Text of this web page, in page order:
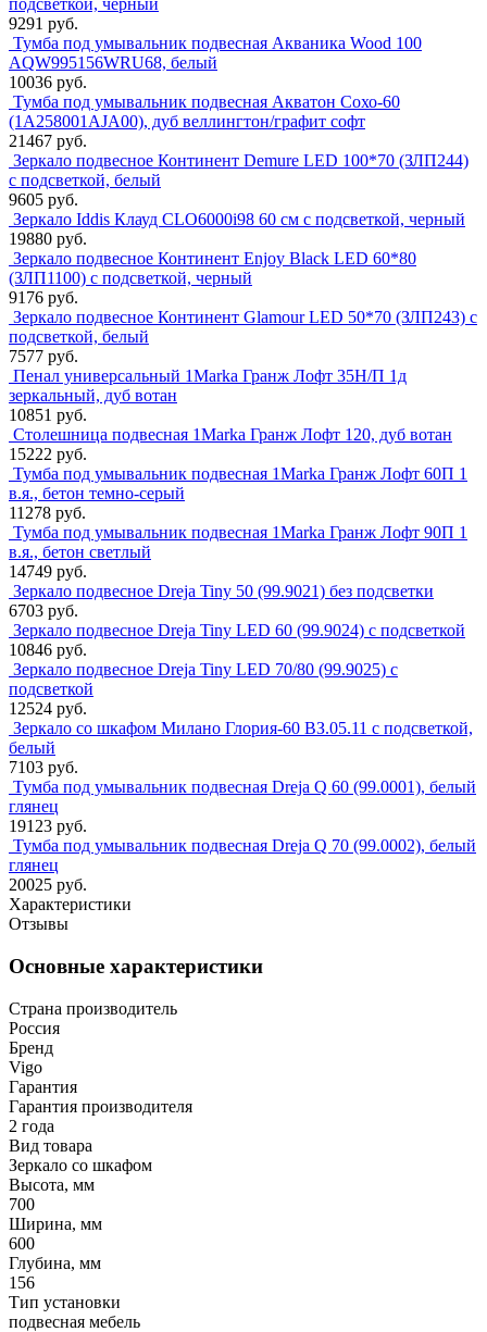
подсветкой, черный
9291 руб.
Тумба под умывальник подвесная Акваника Wood 100
AQW995156WRU68, белый
10036 руб.
Тумба под умывальник подвесная Акватон Сохо-60
(1A258001AJA00), дуб веллингтон/графит софт
21467 руб.
Зеркало подвесное Континент Demure LED 100*70 (ЗЛП244)
с подсветкой, белый
9605 руб.
Зеркало Iddis Клауд CLO6000i98 60 см с подсветкой, черный
19880 руб.
Зеркало подвесное Континент Enjoy Black LED 60*80
(ЗЛП1100) с подсветкой, черный
9176 руб.
Зеркало подвесное Континент Glamour LED 50*70 (ЗЛП243) с
подсветкой, белый
7577 руб.
Пенал универсальный 1Marka Гранж Лофт 35Н/П 1д
зеркальный, дуб вотан
10851 руб.
Столешница подвесная 1Marka Гранж Лофт 120, дуб вотан
15222 руб.
Тумба под умывальник подвесная 1Marka Гранж Лофт 60П 1
в.я., бетон темно-серый
11278 руб.
Тумба под умывальник подвесная 1Marka Гранж Лофт 90П 1
в.я., бетон светлый
14749 руб.
Зеркало подвесное Dreja Tiny 50 (99.9021) без подсветки
6703 руб.
Зеркало подвесное Dreja Tiny LED 60 (99.9024) с подсветкой
10846 руб.
Зеркало подвесное Dreja Tiny LED 70/80 (99.9025) с
подсветкой
12524 руб.
Зеркало со шкафом Милано Глория-60 ВЗ.05.11 с подсветкой,
белый
7103 руб.
Тумба под умывальник подвесная Dreja Q 60 (99.0001), белый
глянец
19123 руб.
Тумба под умывальник подвесная Dreja Q 70 (99.0002), белый
глянец
20025 руб.
Характеристики
Отзывы
Основные характеристики
Страна производитель
Россия
Бренд
Vigo
Гарантия
Гарантия производителя
2 года
Вид товара
Зеркало со шкафом
Высота, мм
700
Ширина, мм
600
Глубина, мм
156
Тип установки
подвесная мебель